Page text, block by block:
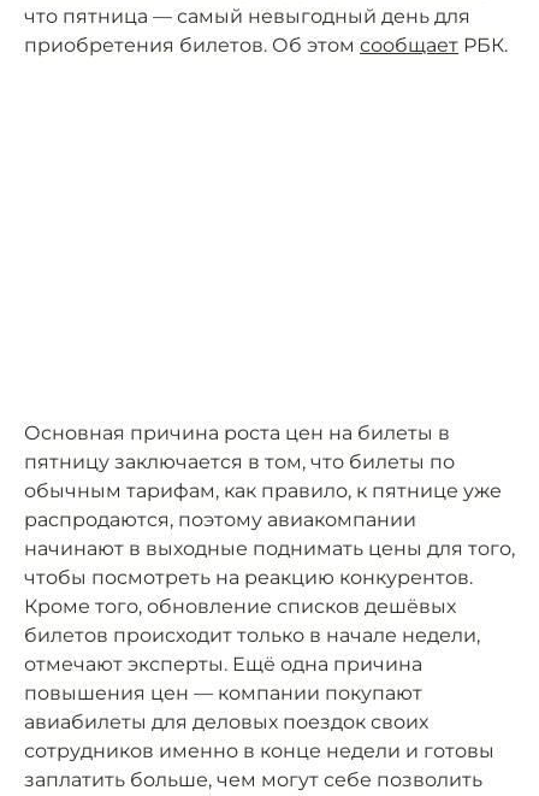
что пятница — самый невыгодный день для
приобретения билетов. Об этом сообщает РБК.
Основная причина роста цен на билеты в
пятницу заключается в том, что билеты по
обычным тарифам, как правило, к пятнице уже
распродаются, поэтому авиакомпании
начинают в выходные поднимать цены для того,
чтобы посмотреть на реакцию конкурентов.
Кроме того, обновление списков дешёвых
билетов происходит только в начале недели,
отмечают эксперты. Ещё одна причина
повышения цен — компании покупают
авиабилеты для деловых поездок своих
сотрудников именно в конце недели и готовы
заплатить больше, чем могут себе позволить